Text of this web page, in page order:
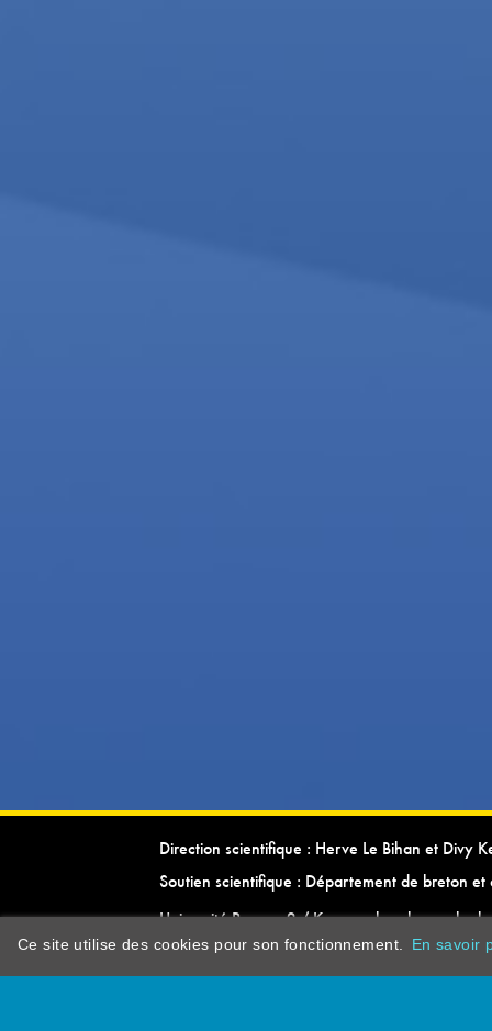
Direction scientifique : Herve Le Bihan et Divy
Soutien scientifique : Département de breton et
Université Rennes 2 / Kevrenn brezhoneg ha
Ce site utilise des cookies pour son fonctionnement. En savoir